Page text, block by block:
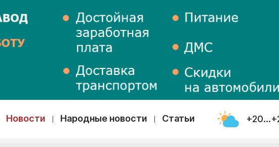
Новости Народные новости Статьи